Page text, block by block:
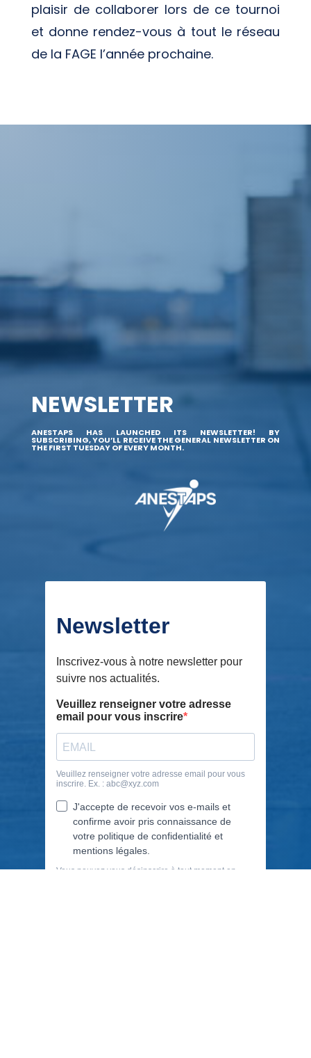
plaisir de collaborer lors de ce tournoi
et donne rendez-vous à tout le réseau
de la FAGE l’année prochaine.
NEWSLETTER
ANESTAPS HAS LAUNCHED ITS NEWSLETTER! BY
SUBSCRIBING, YOU’LL RECEIVE THE GENERAL NEWSLETTER ON
THE FIRST TUESDAY OF EVERY MONTH.